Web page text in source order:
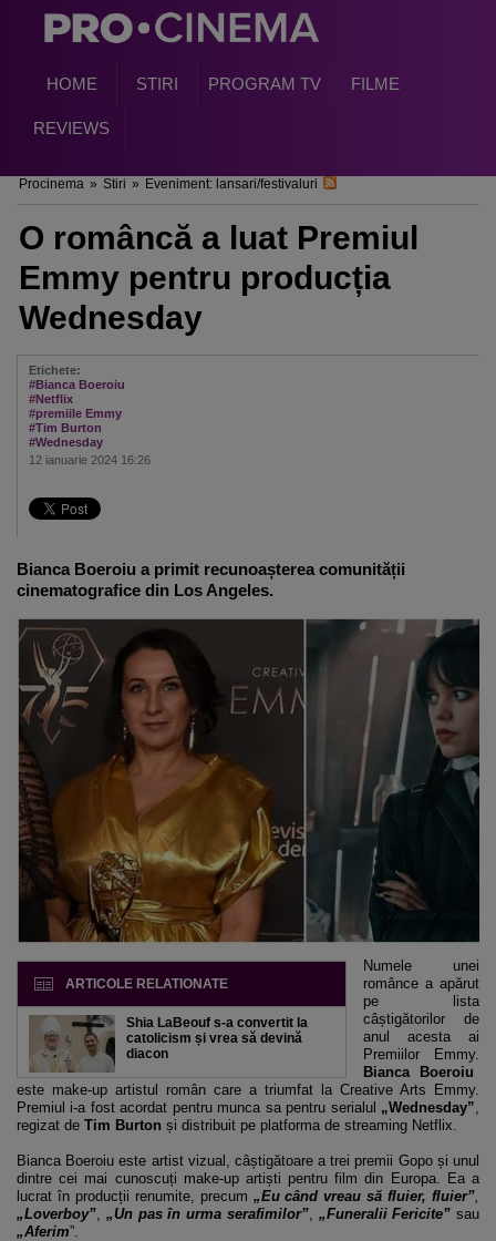
HOME STIRI PROGRAM TV FILME
REVIEWS
Procinema » Stiri » Eveniment: lansari/festivaluri
O româncă a luat Premiul
Emmy pentru producția
Wednesday
Etichete:
#Bianca Boeroiu
#Netflix
#premiile Emmy
#Tim Burton
#Wednesday
12 ianuarie 2024 16:26
Bianca Boeroiu a primit recunoașterea comunității
cinematografice din Los Angeles.
ARTICOLE RELATIONATE
Shia LaBeouf s-a convertit la
catolicism și vrea să devină
diacon
Numele unei
românce a apărut
pe lista
câștigătorilor de
anul acesta ai
Premiilor Emmy.
Bianca Boeroiu
este make-up artistul român care a triumfat la Creative Arts Emmy.
Premiul i-a fost acordat pentru munca sa pentru serialul „Wednesday”,
regizat de Tim Burton și distribuit pe platforma de streaming Netflix.
Bianca Boeroiu este artist vizual, câștigătoare a trei premii Gopo și unul
dintre cei mai cunoscuți make-up artiști pentru film din Europa. Ea a
lucrat în producții renumite, precum „Eu când vreau să fluier, fluier”,
„Loverboy”, „Un pas în urma serafimilor”, „Funeralii Fericite” sau
„Aferim”.